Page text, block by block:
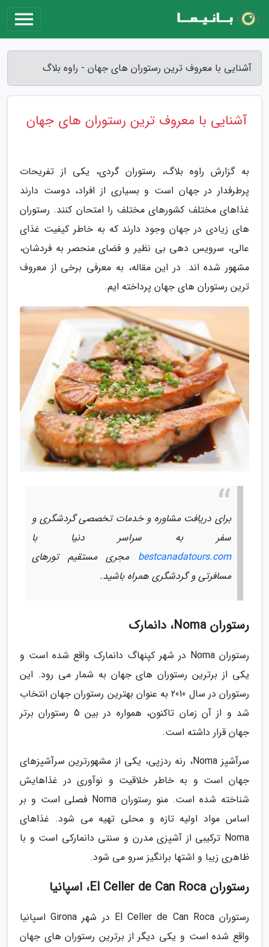
آشنایی با معروف ترین رستوران های جهان - راوه بلاگ
آشنایی با معروف ترین رستوران های جهان
به گزارش راوه بلاگ، رستوران گردی، یکی از تفریحات
پرطرفدار در جهان است و بسیاری از افراد، دوست دارند
غذاهای مختلف کشورهای مختلف را امتحان کنند. رستوران
های زیادی در جهان وجود دارند که به خاطر کیفیت غذای
عالی، سرویس دهی بی نظیر و فضای منحصر به فردشان،
مشهور شده اند. در این مقاله، به معرفی برخی از معروف
ترین رستوران های جهان پرداخته ایم.
برای دریافت مشاوره و خدمات تخصصی گردشگری و
سفر به سراسر دنیا با
bestcanadatours.com مجری مستقیم تورهای
مسافرتی و گردشگری همراه باشید.
رستوران Noma، دانمارک
رستوران Noma در شهر کپنهاگ دانمارک واقع شده است و
یکی از برترین رستوران های جهان به شمار می رود. این
رستوران در سال 2010 به عنوان بهترین رستوران جهان انتخاب
شد و از آن زمان تاکنون، همواره در بین 5 رستوران برتر
جهان قرار داشته است.
سرآشپز Noma، رنه ردزپی، یکی از مشهورترین سرآشپزهای
جهان است و به خاطر خلاقیت و نوآوری در غذاهایش
شناخته شده است. منو رستوران Noma فصلی است و بر
اساس مواد اولیه تازه و محلی تهیه می شود. غذاهای
Noma ترکیبی از آشپزی مدرن و سنتی دانمارکی است و با
ظاهری زیبا و اشتها برانگیز سرو می شود.
رستوران El Celler de Can Roca، اسپانیا
رستوران El Celler de Can Roca در شهر Girona اسپانیا
واقع شده است و یکی دیگر از برترین رستوران های جهان